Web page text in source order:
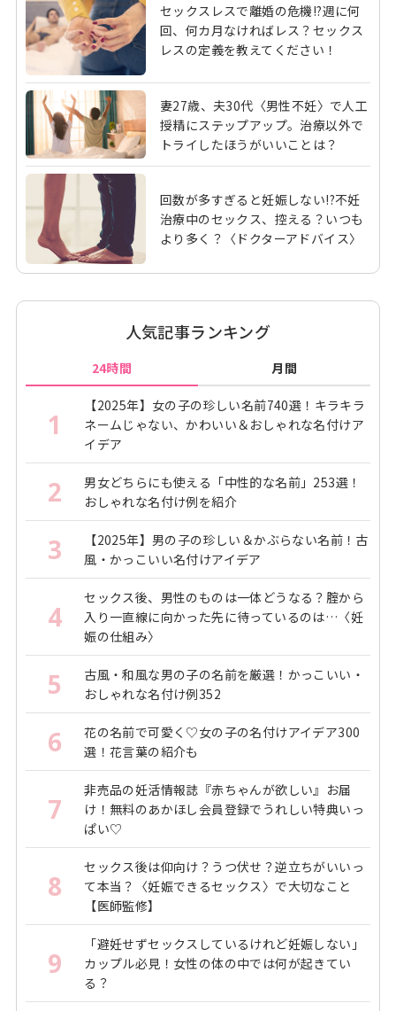
セックスレスで離婚の危機!?週に何
回、何カ月なければレス？セックス
レスの定義を教えてください！
妻27歳、夫30代〈男性不妊〉で人工
授精にステップアップ。治療以外で
トライしたほうがいいことは？
回数が多すぎると妊娠しない!?不妊
治療中のセックス、控える？いつも
より多く？〈ドクターアドバイス〉
人気記事ランキング
24時間 月間
1
【2025年】女の子の珍しい名前740選！キラキラ
ネームじゃない、かわいい＆おしゃれな名付けア
イデア
2
男女どちらにも使える「中性的な名前」253選！
おしゃれな名付け例を紹介
3
【2025年】男の子の珍しい＆かぶらない名前！古
風・かっこいい名付けアイデア
4
セックス後、男性のものは一体どうなる？腟から
入り一直線に向かった先に待っているのは…〈妊
娠の仕組み〉
5
古風・和風な男の子の名前を厳選！かっこいい・
おしゃれな名付け例352
6
花の名前で可愛く♡女の子の名付けアイデア300
選！花言葉の紹介も
7
非売品の妊活情報誌『赤ちゃんが欲しい』お届
け！無料のあかほし会員登録でうれしい特典いっ
ぱい♡
8
セックス後は仰向け？うつ伏せ？逆立ちがいいっ
て本当？〈妊娠できるセックス〉で大切なこと
【医師監修】
9
「避妊せずセックスしているけれど妊娠しない」
カップル必見！女性の体の中では何が起きてい
る？